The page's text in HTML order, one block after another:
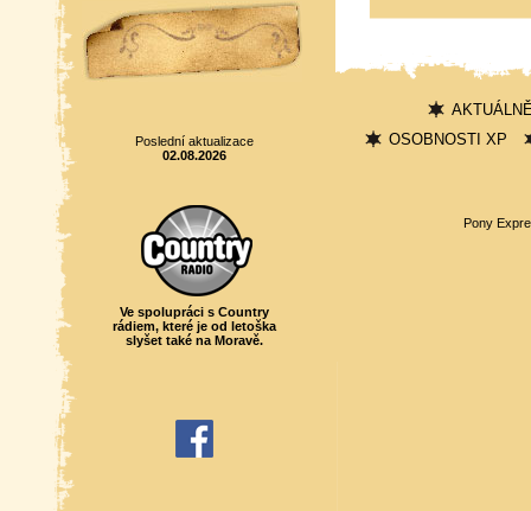
Statistika
Poslední aktualizace
02.08.2026
Ve spolupráci s Country
rádiem, které je od letoška
slyšet také na Moravě.
OSOBNOSTI XP
Pony